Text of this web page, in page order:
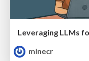
minecr